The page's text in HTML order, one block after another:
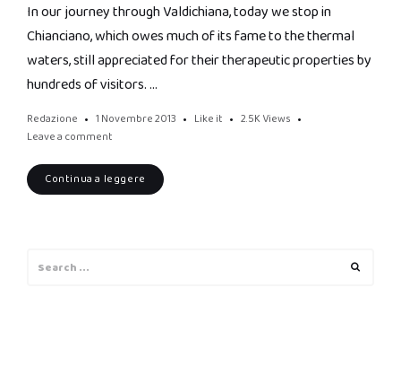
In our journey through Valdichiana, today we stop in
Chianciano, which owes much of its fame to the thermal
waters, still appreciated for their therapeutic properties by
hundreds of visitors. …
Redazione 1 Novembre 2013 Like it 2.5K Views
Leave a comment
Continua a leggere
for: